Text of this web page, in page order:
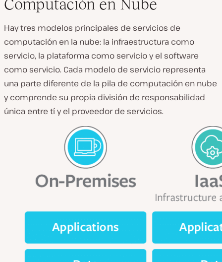
Computación en Nube
Hay tres modelos principales de servicios de
computación en la nube: la infraestructura como
servicio, la plataforma como servicio y el software
como servicio. Cada modelo de servicio representa
una parte diferente de la pila de computación en nube
y comprende su propia división de responsabilidad
única entre tí y el proveedor de servicios.